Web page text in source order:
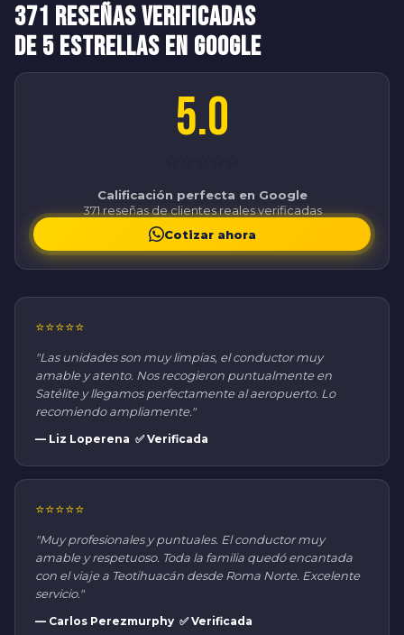
371 Reseñas Verificadas
de 5 Estrellas en Google
5.0
Calificación perfecta en Google
371 reseñas de clientes reales verificadas
Cotizar ahora
⭐⭐⭐⭐⭐
"Las unidades son muy limpias, el conductor muy
amable y atento. Nos recogieron puntualmente en
Satélite y llegamos perfectamente al aeropuerto. Lo
recomiendo ampliamente."
— Liz Loperena ✅ Verificada
⭐⭐⭐⭐⭐
"Muy profesionales y puntuales. El conductor muy
amable y respetuoso. Toda la familia quedó encantada
con el viaje a Teotihuacán desde Roma Norte. Excelente
servicio."
— Carlos Perezmurphy ✅ Verificada